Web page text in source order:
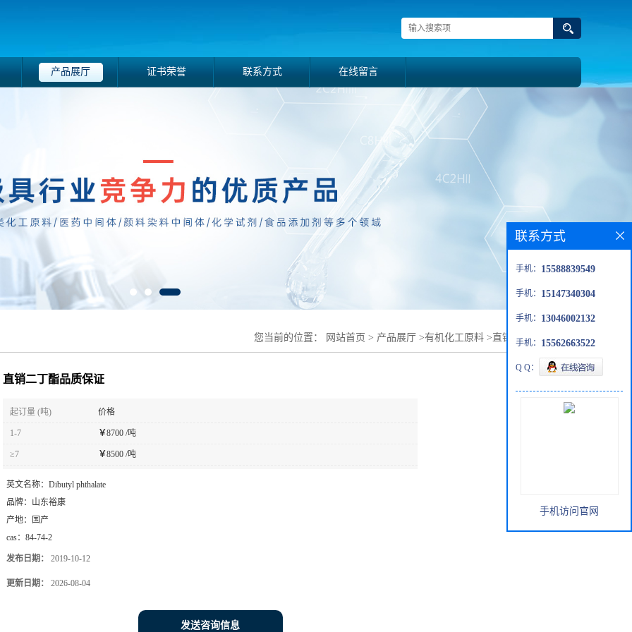
产品展厅 证书荣誉 联系方式 在线留言
您当前的位置： 网站首页 > 产品展厅 >有机化工原料 > 直销二丁酯品质保证
直销二丁酯品质保证
起订量 (吨) 价格
1-7 ￥8700 /吨
≥7 ￥8500 /吨
英文名称： Dibutyl phthalate
品牌： 山东裕康
产地：
国产
cas： 84-74-2
发布日期： 2019-10-12
更新日期： 2026-08-04
发送咨询信息
联系方式
手机： 15588839549
手机： 15147340304
手机： 13046002132
手机： 15562663522
Q Q：
手机访问官网